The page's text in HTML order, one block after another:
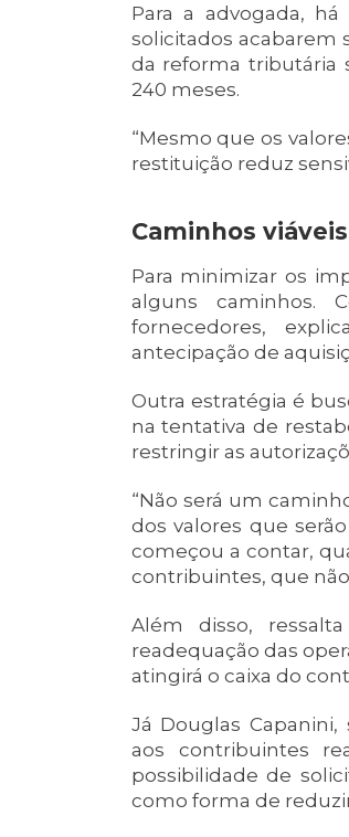
Para a advogada,
solicitados acabarem
da reforma tributária
240 meses.
“Mesmo que os
restituição reduz
Caminhos viáveis
Para minimizar os
alguns caminhos.
fornecedores,
antecipação de
Outra estratégia é
na tentativa de
restringir as
“Não será um
dos valores que
começou a contar,
contribuintes, que
Além disso,
readequação das
atingirá o caixa do
Já Douglas
aos contribuintes
possibilidade de
como forma de